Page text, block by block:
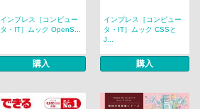
インプレス［コンピュー
タ・IT］ムック OpenS...
購入
インプレス［コンピュー
タ・IT］ムック CSSと
J...
購入